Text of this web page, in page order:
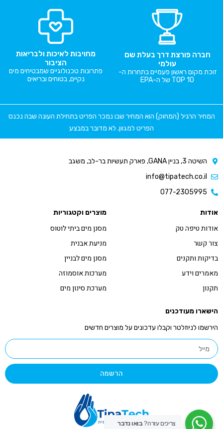
חברה פורצת דרך בעלת שם
עולמי
זוכת מקום ראשון פעמיים בתחרות ה-
TOP 10 של ה-EPA
מחויבות לאיכות ולבריאות
הציבור
פתרונות טכנולוגיים שמבטיחים מים
נקיים, בטוחים ובריאים
המחיר הרגיל (המחוק) הוא המחיר שבו נמכר הפריט בתחילת העונה שבה נכנס
הפריט למגוון. לא מדובר במבצע
השיטה 3, בניין GANA, פארק תעשיות בר-לב, משגב
info@tipatech.co.il
077-2305995
אודות
אודות טיפה טק
צור קשר
בדיקות ותקנים
מאמרים וידע
תקנון
מוצרים וקטגוריות
מסנן מים ביתי לוטוס
מניעת אבנית
מסנן מים לבניין
מערכות אוסמוזה
מערכת סינון מים
הישארו מעודכנים
הירשמו לניוזלטר וקבלו עדכונים על מוצרים חדשים
הרשמה
צריכים עזרה?בואו נדבר